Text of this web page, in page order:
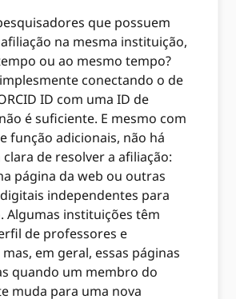
que possuem
na mesma instituição,
ou ao mesmo tempo?
conectando o de
ID com uma ID de
é suficiente. E mesmo com
função adicionais, não há
de resolver a afiliação:
página da web ou outras
independentes para
Algumas instituições têm
de professores e
em geral, essas páginas
quando um membro do
muda para uma nova